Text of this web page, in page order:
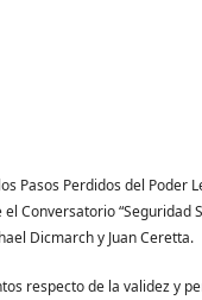
Pasos Perdidos del Poder
Conversatorio “Seguridad
Dicmarch y Juan Ceretta.
respecto de la validez y